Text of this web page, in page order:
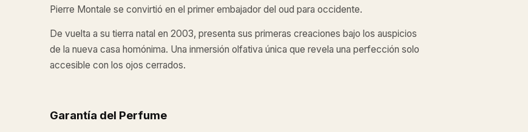
Pierre Montale se convirtió en el primer embajador del oud para occidente.
De vuelta a su tierra natal en 2003, presenta sus primeras creaciones bajo los auspicios
de la nueva casa homónima. Una inmersión olfativa única que revela una perfección solo
accesible con los ojos cerrados.
Garantía del Perfume